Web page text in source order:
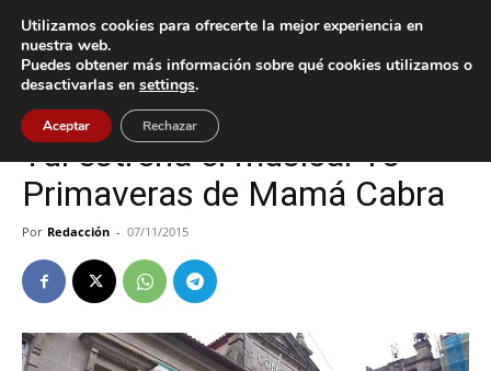
Inicio Tui
Tui
Tui estrena el musical 15
Primaveras de Mamá Cabra
Por Redacción - 07/11/2015
Utilizamos cookies para ofrecerte la mejor experiencia en
nuestra web.
Puedes obtener más información sobre qué cookies utilizamos o
desactivarlas en settings.
Aceptar Rechazar